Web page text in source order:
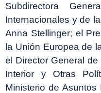
Subdirectora
Internacionales y de
Anna Stellinger; el
la Unión Europea de
el Director General
Interior y Otras
Ministerio de Asuntos